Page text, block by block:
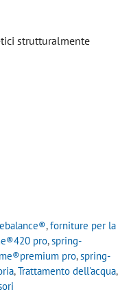
strutturalmente
,forniture per la
pro,spring-
pro,spring-
,Trattamento dell'acqua,